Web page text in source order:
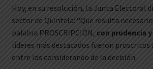
Hoy, en su resolución, la Junta Electoral
sector de Quintela: “Que resulta
palabra PROSCRIPCIÓN, con prudencia
líderes más destacados fueron proscritos
entre los considerando de la decisión.